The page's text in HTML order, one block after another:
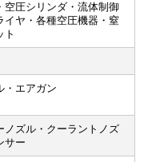
空圧シリンダ・流体制御
イヤ・各種空圧機器・窒
ト
・エアガン
ノズル・クーラントノズ
サー